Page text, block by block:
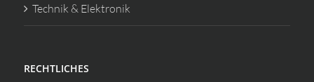
Technik & Elektronik
RECHTLICHES